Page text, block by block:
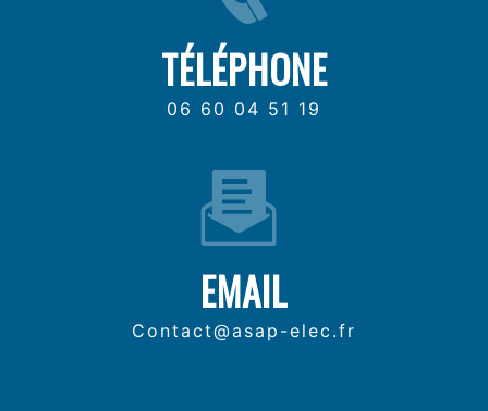
TÉLÉPHONE
06 60 04 51 19
EMAIL
contact@asap-elec.fr